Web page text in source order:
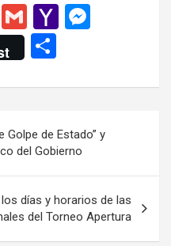
E
G
m
ail
Y
o
M
ail
n
er
m
p
ar
tir
Golpe de Estado” y
del Gobierno
días y horarios de las
del Torneo Apertura